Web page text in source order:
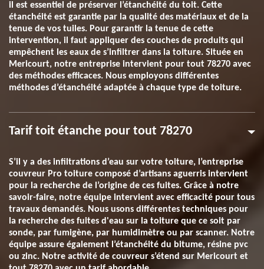
il est essentiel de préserver l’étanchéité du toit. Cette
étanchéité est garantie par la qualité des matériaux et de la
tenue de vos tuiles. Pour garantir la tenue de cette
intervention, il faut appliquer des couches de produits qui
empêchent les eaux de s’infiltrer dans la toiture. Située en
Mericourt, notre entreprise intervient pour tout 78270 avec
des méthodes efficaces. Nous employons différentes
méthodes d’étanchéité adaptée à chaque type de toiture.
Tarif toit étanche pour tout 78270
S’il y a des infiltrations d’eau sur votre toiture, l’entreprise
couvreur Pro toiture composé d’artisans aguerris intervient
pour la recherche de l’origine de ces fuites. Grâce à notre
savoir-faire, notre équipe intervient avec efficacité pour tous
travaux demandés. Nous usons différentes techniques pour
la recherche des fuites d'eau sur la toiture que ce soit par
sonde, par fumigène, par humidimètre ou par scanner. Notre
équipe assure également l’étanchéité du bitume, résine pvc
ou zinc. Notre activité de couvreur s’étend sur Mericourt et